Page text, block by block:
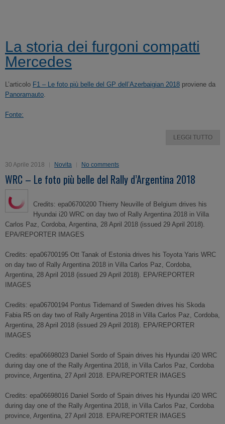
La storia dei furgoni compatti
Mercedes
L’articolo F1 – Le foto più belle del GP dell’Azerbaigian 2018 proviene da
Panoramauto.
Fonte:
LEGGI TUTTO
30 Aprile 2018 Novita No comments
WRC – Le foto più belle del Rally d’Argentina 2018
Credits: epa06700200 Thierry Neuville of Belgium drives his
Hyundai i20 WRC on day two of Rally Argentina 2018 in Villa
Carlos Paz, Cordoba, Argentina, 28 April 2018 (issued 29 April 2018).
EPA/REPORTER IMAGES
Credits: epa06700195 Ott Tanak of Estonia drives his Toyota Yaris WRC
on day two of Rally Argentina 2018 in Villa Carlos Paz, Cordoba,
Argentina, 28 April 2018 (issued 29 April 2018). EPA/REPORTER
IMAGES
Credits: epa06700194 Pontus Tidemand of Sweden drives his Skoda
Fabia R5 on day two of Rally Argentina 2018 in Villa Carlos Paz, Cordoba,
Argentina, 28 April 2018 (issued 29 April 2018). EPA/REPORTER
IMAGES
Credits: epa06698023 Daniel Sordo of Spain drives his Hyundai i20 WRC
during day one of the Rally Argentina 2018, in Villa Carlos Paz, Cordoba
province, Argentina, 27 April 2018. EPA/REPORTER IMAGES
Credits: epa06698016 Daniel Sordo of Spain drives his Hyundai i20 WRC
during day one of the Rally Argentina 2018, in Villa Carlos Paz, Cordoba
province, Argentina, 27 April 2018. EPA/REPORTER IMAGES